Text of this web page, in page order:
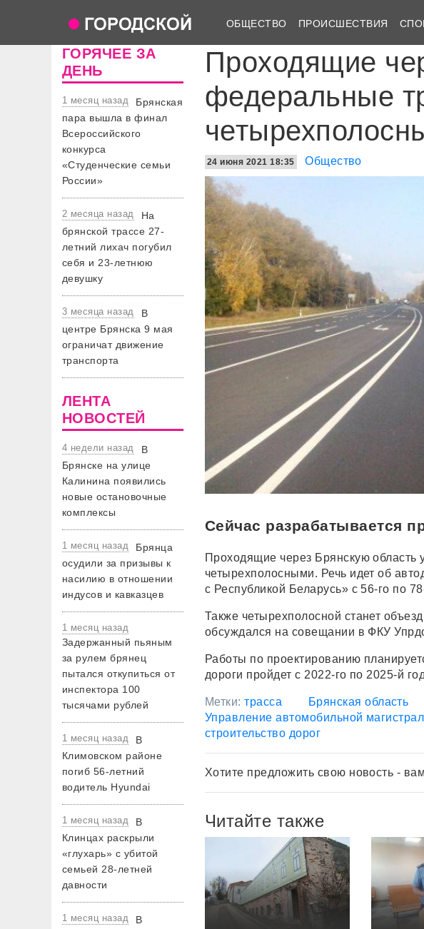
ОБЩЕСТВО ПРОИСШЕСТВИЯ
ГОРЯЧЕЕ ЗА
ДЕНЬ
1 месяц назад
Брянская
пара вышла в финал
Всероссийского
конкурса
«Студенческие семьи
России»
2 месяца назад
На
брянской трассе 27-
летний лихач погубил
себя и 23-летнюю
девушку
3 месяца назад
В
центре Брянска 9 мая
ограничат движение
транспорта
ЛЕНТА
НОВОСТЕЙ
4 недели назад
В
Брянске на улице
Калинина появились
новые остановочные
комплексы
1 месяц назад
Брянца
осудили за призывы к
насилию в отношении
индусов и кавказцев
1 месяц назад
Задержанный пьяным
за рулем брянец
пытался откупиться от
инспектора 100
тысячами рублей
1 месяц назад
В
Климовском районе
погиб 56-летний
водитель Hyundai
1 месяц назад
В
Клинцах раскрыли
«глухарь» с убитой
семьей 28-летней
давности
1 месяц назад
В
Проходящие
федеральные
24 июня 2021 18:35 Общество
Сейчас разрабатывается
Проходящие через Брянскую область
четырехполосными. Речь идет об
с Республикой Беларусь» с 56-го по
Также четырехполосной станет
обсуждался на совещании в ФКУ
Работы по проектированию
дороги пройдет с 2022-го по 2025-й
Метки:трасса
Брянская область
Управление автомобильной
строительство дорог
Хотите предложить свою новость - вам
Читайте также